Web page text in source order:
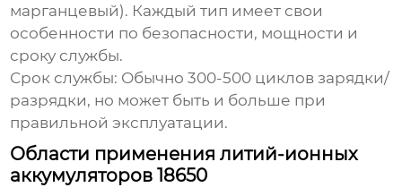
марганцевый). Каждый тип имеет свои
особенности по безопасности, мощности и
сроку службы.
Срок службы: Обычно 300-500 циклов зарядки/
разрядки, но может быть и больше при
правильной эксплуатации.
Области применения литий-ионных
аккумуляторов 18650